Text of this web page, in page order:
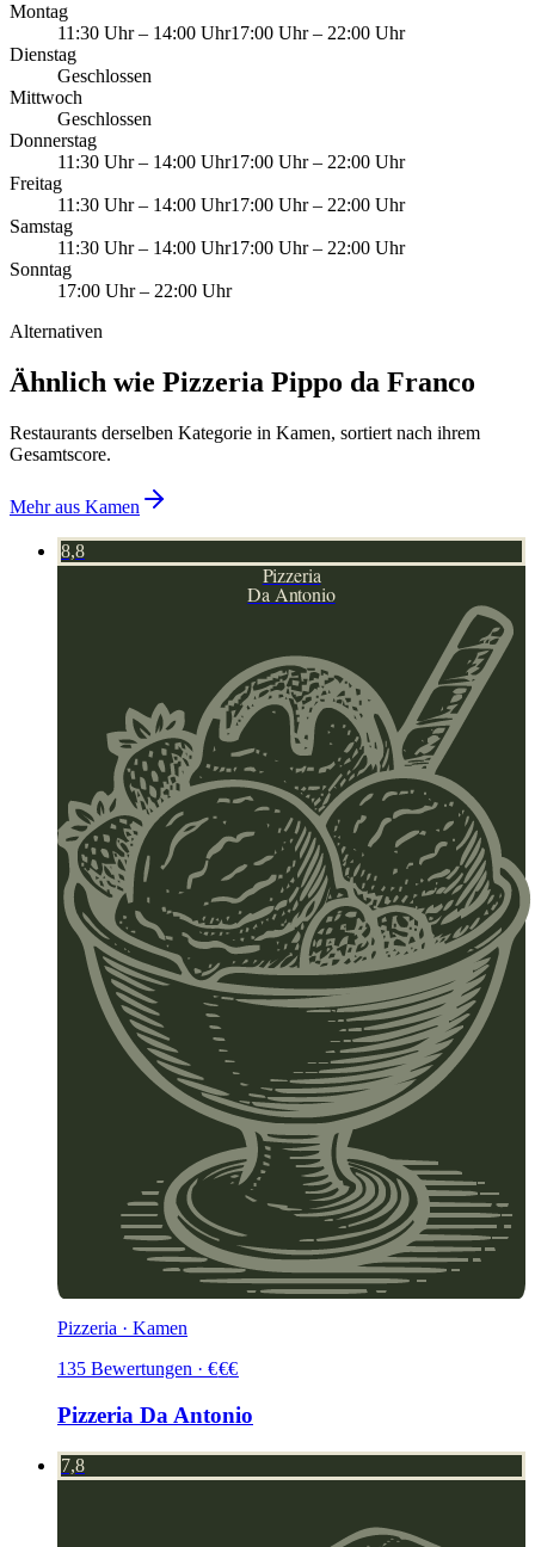
Montag
11:30 Uhr– 14:00 Uhr17:00 Uhr– 22:00 Uhr
Dienstag
Geschlossen
Mittwoch
Geschlossen
Donnerstag
11:30 Uhr– 14:00 Uhr17:00 Uhr– 22:00 Uhr
Freitag
11:30 Uhr– 14:00 Uhr17:00 Uhr– 22:00 Uhr
Samstag
11:30 Uhr– 14:00 Uhr17:00 Uhr– 22:00 Uhr
Sonntag
17:00 Uhr– 22:00 Uhr
Alternativen
Ähnlich wie Pizzeria Pippo da Franco
Restaurants derselben Kategorie in Kamen, sortiert nach ihrem
Gesamtscore.
Mehr aus Kamen
8,8
Pizzeria
Da Antonio
Pizzeria · Kamen
135 Bewertungen · €€€
Pizzeria Da Antonio
7,8